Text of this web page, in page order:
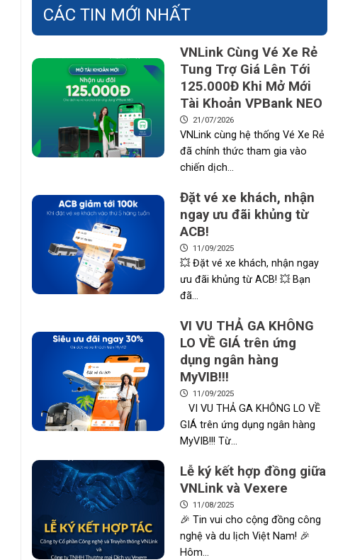
CÁC TIN MỚI NHẤT
VNLink Cùng Vé Xe Rẻ
Tung Trợ Giá Lên Tới
125.000Đ Khi Mở Mới
Tài Khoản VPBank NEO
21/07/2026
VNLink cùng hệ thống Vé Xe Rẻ
đã chính thức tham gia vào
chiến dịch...
Đặt vé xe khách, nhận
ngay ưu đãi khủng từ
ACB!
11/09/2025
💥 Đặt vé xe khách, nhận ngay
ưu đãi khủng từ ACB! 💥 Bạn
đã...
VI VU THẢ GA KHÔNG
LO VỀ GIÁ trên ứng
dụng ngân hàng
MyVIB!!!
11/09/2025
VI VU THẢ GA KHÔNG LO VỀ
GIÁ trên ứng dụng ngân hàng
MyVIB!!! Từ...
Lễ ký kết hợp đồng giữa
VNLink và Vexere
11/08/2025
🎉 Tin vui cho cộng đồng công
nghệ và du lịch Việt Nam! 🎉
Hôm...